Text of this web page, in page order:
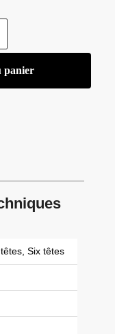
panier
Six têtes